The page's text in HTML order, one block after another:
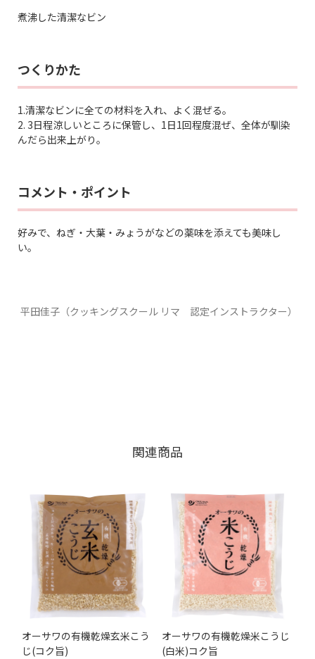
煮沸した清潔なビン
つくりかた
1.清潔なビンに全ての材料を入れ、よく混ぜる。
2. 3日程涼しいところに保管し、1日1回程度混ぜ、全体が馴染
んだら出来上がり。
コメント・ポイント
好みで、ねぎ・大葉・みょうがなどの薬味を添えても美味し
い。
平田佳子（クッキングスクール リマ 認定インストラクター）
関連商品
オーサワの有機乾燥玄米こう
じ(コク旨)
オーサワの有機乾燥米こうじ
(白米)コク旨